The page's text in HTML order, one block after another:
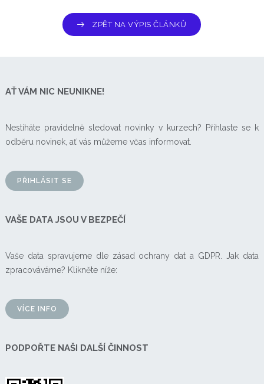
ZPĚT NA VÝPIS ČLÁNKŮ
AŤ VÁM NIC NEUNIKNE!
Nestíháte pravidelně sledovat novinky v kurzech? Přihlaste se k
odběru novinek, ať vás můžeme včas informovat.
PŘIHLÁSIT SE
VAŠE DATA JSOU V BEZPEČÍ
Vaše data spravujeme dle zásad ochrany dat a GDPR. Jak data
zpracováváme? Klikněte níže:
VÍCE INFO
PODPOŘTE NAŠI DALŠÍ ČINNOST